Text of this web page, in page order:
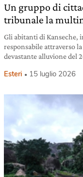
Un gruppo di
tribunale la
Gli abitanti di Kanseche,
responsabile attraverso
devastante alluvione del
Esteri 15 luglio 2026